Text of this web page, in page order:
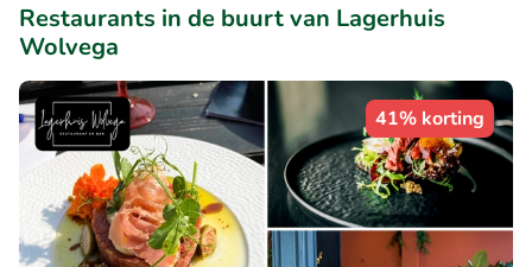
Restaurants in de buurt van Lagerhuis
Wolvega
41% korting